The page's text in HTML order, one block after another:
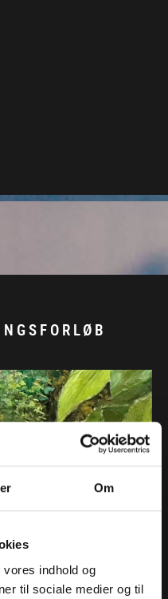
Om
indhold og
til sociale medier og til
Dagbog fra Tasilik